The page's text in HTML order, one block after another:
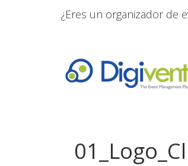
¿Eres un organizador de